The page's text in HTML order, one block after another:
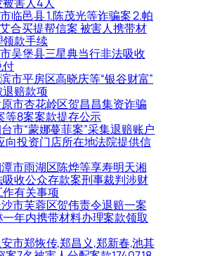
临邑县 1.陈茂光等诈骗案 2.帕
合买提帮信案 被害人携带材
款手续
吴堡县三星典当行非法吸收
付
市平房区高晓庆等“银谷财富”
赔款项
市杏花岭区贺昌昌集资诈骗
等8案案款提存公示
市“蒙娜蔓菲案”采集退赔账户
向投资门店所在地法院提供信
市雨湖区陈烨等享寿明天湘
收公众存款案刑事裁判涉财
有关事项
市芙蓉区贺伟责令退赔一案
年内携带材料办理案款领取
市郑恢传,郑昌义,郑新春,池其